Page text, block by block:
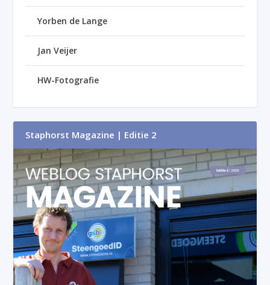
Yorben de Lange
Jan Veijer
HW-Fotografie
Staphorst Magazine | Editie 2